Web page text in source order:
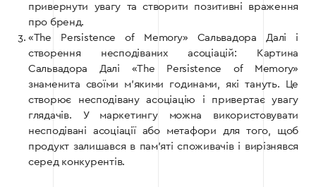
привернути увагу та створити позитивні враження
про бренд.
«The Persistence of Memory» Сальвадора Далі і
створення несподіваних асоціацій: Картина
Сальвадора Далі «The Persistence of Memory»
знаменита своїми м’якими годинами, які тануть. Це
створює несподівану асоціацію і привертає увагу
глядачів. У маркетингу можна використовувати
несподівані асоціації або метафори для того, щоб
продукт залишався в пам’яті споживачів і вирізнявся
серед конкурентів.